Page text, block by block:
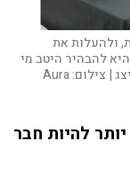
ולהעלות את
להבהיר היטב מי
| צילום:Aura
להיות חבר